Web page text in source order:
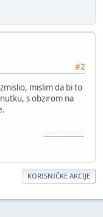
#2
mislim da bi to
s obzirom na
KORISNIČKE AKCIJE